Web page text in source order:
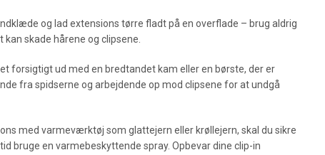
og lad extensions tørre fladt på en overflade – brug aldrig
skade hårene og clipsene.
forsigtigt ud med en bredtandet kam eller en børste, der er
fra spidserne og arbejdende op mod clipsene for at undgå
med varmeværktøj som glattejern eller krøllejern, skal du sikre
bruge en varmebeskyttende spray. Opbevar dine clip-in